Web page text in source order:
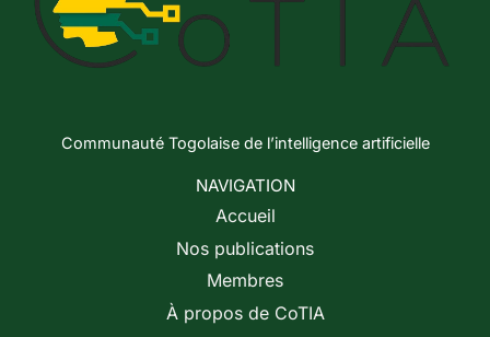
Communauté Togolaise de l’intelligence artificielle
NAVIGATION
Accueil
Nos publications
Membres
À propos de CoTIA